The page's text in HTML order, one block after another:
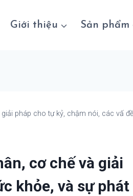
Giới thiệu Sản phẩm
pháp cho tự kỷ, chậm nói, các vấ đề
cơ chế và giải
khỏe, và sự phát